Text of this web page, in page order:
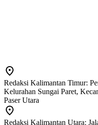
Redaksi Kalimantan Timur:
Kelurahan Sungai Paret,
Paser Utara
Redaksi Kalimantan Utara: